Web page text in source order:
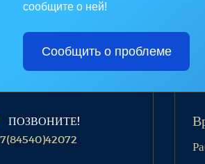
сообщите о ней!
Сообщить о проблеме
ПОЗВОНИТЕ!